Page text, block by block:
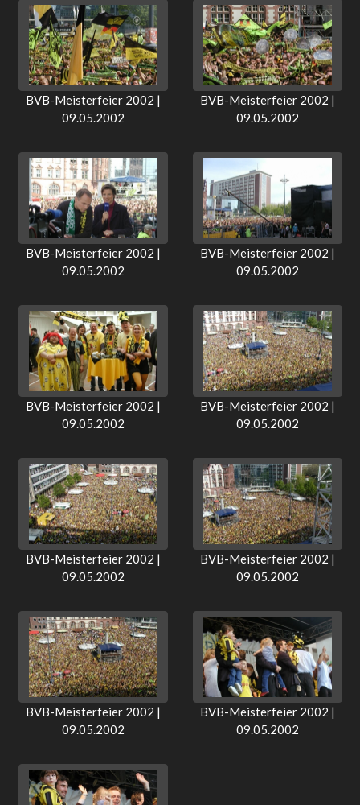
BVB-Meisterfeier 2002 |
09.05.2002
BVB-Meisterfeier 2002 |
09.05.2002
BVB-Meisterfeier 2002 |
09.05.2002
BVB-Meisterfeier 2002 |
09.05.2002
BVB-Meisterfeier 2002 |
09.05.2002
BVB-Meisterfeier 2002 |
09.05.2002
BVB-Meisterfeier 2002 |
09.05.2002
BVB-Meisterfeier 2002 |
09.05.2002
BVB-Meisterfeier 2002 |
09.05.2002
BVB-Meisterfeier 2002 |
09.05.2002